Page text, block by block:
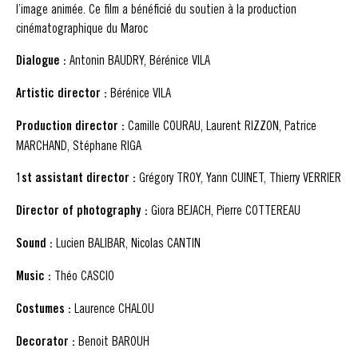
l’image animée. Ce film a bénéficié du soutien à la production
cinématographique du Maroc
Dialogue : Antonin BAUDRY, Bérénice VILA
Artistic director : Bérénice VILA
Production director : Camille COURAU, Laurent RIZZON, Patrice
MARCHAND, Stéphane RIGA
1st assistant director : Grégory TROY, Yann CUINET, Thierry VERRIER
Director of photography : Giora BEJACH, Pierre COTTEREAU
Sound : Lucien BALIBAR, Nicolas CANTIN
Music : Théo CASCIO
Costumes : Laurence CHALOU
Decorator : Benoit BAROUH